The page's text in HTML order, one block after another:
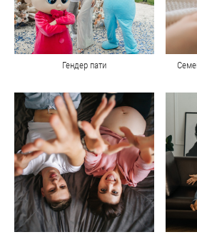
Гендер пати